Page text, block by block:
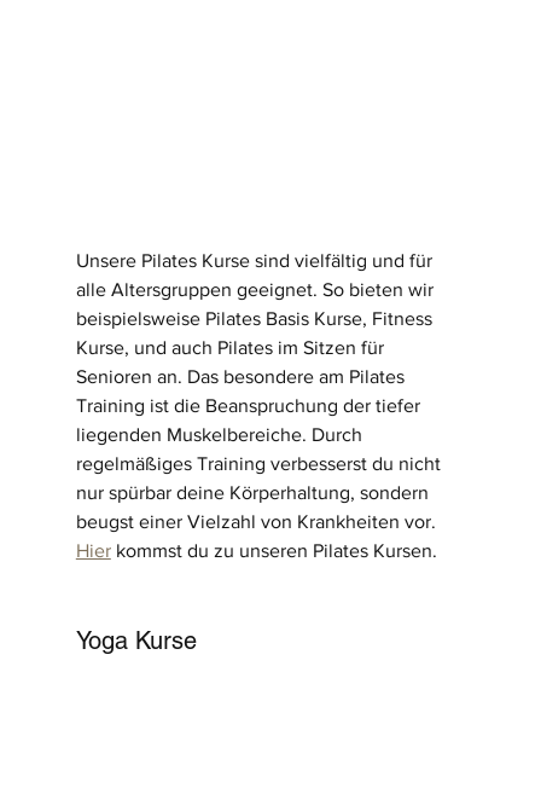
Unsere Pilates Kurse sind vielfältig und für
alle Altersgruppen geeignet. So bieten wir
beispielsweise Pilates Basis Kurse, Fitness
Kurse, und auch Pilates im Sitzen für
Senioren an. Das besondere am Pilates
Training ist die Beanspruchung der tiefer
liegenden Muskelbereiche. Durch
regelmäßiges Training verbesserst du nicht
nur spürbar deine Körperhaltung, sondern
beugst einer Vielzahl von Krankheiten vor.
Hier kommst du zu unseren Pilates Kursen.
Yoga Kurse